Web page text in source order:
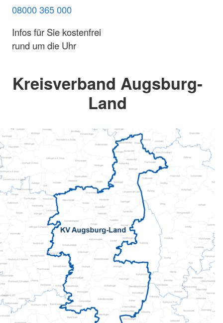
08000 365 000
Infos für Sie kostenfrei
rund um die Uhr
Kreisverband Augsburg-
Land